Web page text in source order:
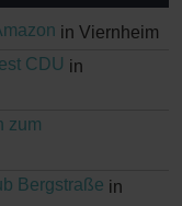
in Viernheim
CDU in
zum
Bergstraße in